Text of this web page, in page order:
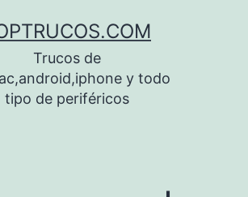
Trucos de
y todo
tipo de periféricos